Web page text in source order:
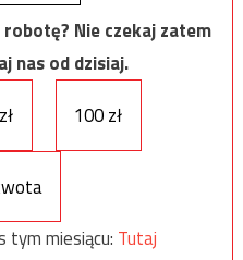
Nie czekaj zatem
nas od dzisiaj.
100 zł
tym miesiącu: Tutaj